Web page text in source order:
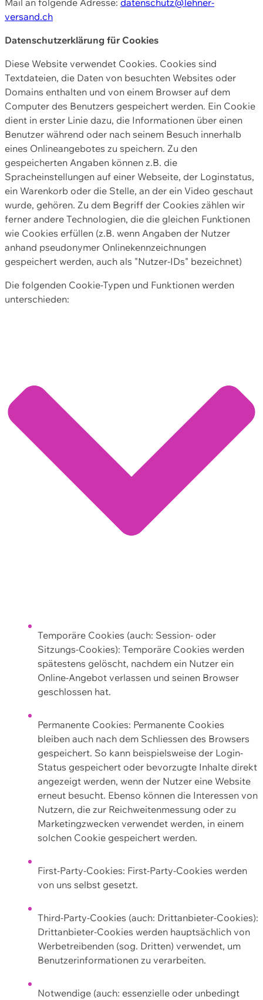
versand.ch
Datenschutzerklärung für Cookies
Diese Website verwendet Cookies. Cookies sind
Textdateien, die Daten von besuchten Websites oder
Domains enthalten und von einem Browser auf dem
Computer des Benutzers gespeichert werden. Ein Cookie
dient in erster Linie dazu, die Informationen über einen
Benutzer während oder nach seinem Besuch innerhalb
eines Onlineangebotes zu speichern. Zu den
gespeicherten Angaben können z.B. die
Spracheinstellungen auf einer Webseite, der Loginstatus,
ein Warenkorb oder die Stelle, an der ein Video geschaut
wurde, gehören. Zu dem Begriff der Cookies zählen wir
ferner andere Technologien, die die gleichen Funktionen
wie Cookies erfüllen (z.B. wenn Angaben der Nutzer
anhand pseudonymer Onlinekennzeichnungen
gespeichert werden, auch als "Nutzer-IDs" bezeichnet)
Die folgenden Cookie-Typen und Funktionen werden
unterschieden:
Temporäre Cookies (auch: Session- oder
Sitzungs-Cookies): Temporäre Cookies werden
spätestens gelöscht, nachdem ein Nutzer ein
Online-Angebot verlassen und seinen Browser
geschlossen hat.
Permanente Cookies: Permanente Cookies
bleiben auch nach dem Schliessen des Browsers
gespeichert. So kann beispielsweise der Login-
Status gespeichert oder bevorzugte Inhalte direkt
angezeigt werden, wenn der Nutzer eine Website
erneut besucht. Ebenso können die Interessen von
Nutzern, die zur Reichweitenmessung oder zu
Marketingzwecken verwendet werden, in einem
solchen Cookie gespeichert werden.
First-Party-Cookies: First-Party-Cookies werden
von uns selbst gesetzt.
Third-Party-Cookies (auch: Drittanbieter-Cookies):
Drittanbieter-Cookies werden hauptsächlich von
Werbetreibenden (sog. Dritten) verwendet, um
Benutzerinformationen zu verarbeiten.
Notwendige (auch: essenzielle oder unbedingt